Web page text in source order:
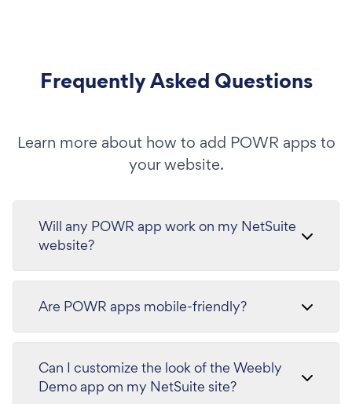
Frequently Asked Questions
Learn more about how to add POWR apps to
your website.
Will any POWR app work on my NetSuite
website?
Are POWR apps mobile-friendly?
Can I customize the look of the Weebly
Demo app on my NetSuite site?